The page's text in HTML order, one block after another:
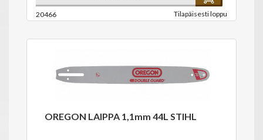
20466 Tilapäisesti loppu
OREGON LAIPPA 1,1mm 44L STIHL